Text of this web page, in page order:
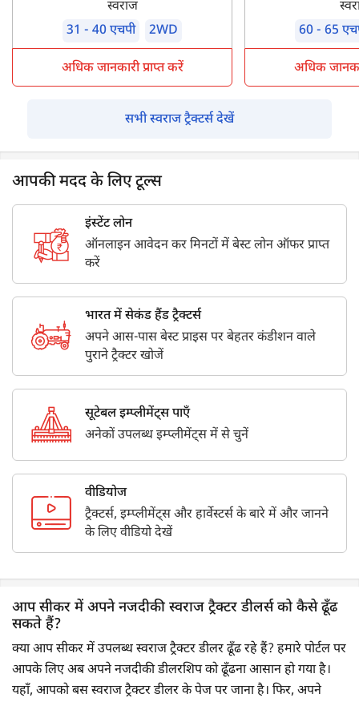
स्वराज
31 - 40 एचपी
2WD
अधिक जानकारी प्राप्त करें
60 - 65
अधिक
सभी स्वराज ट्रैक्टर्स देखें
आपकी मदद के लिए टूल्स
इंस्टेंट लोन
ऑनलाइन आवेदन कर मिनटों में बेस्ट लोन ऑफर प्राप्त
करें
भारत में सेकंड हैंड ट्रैक्टर्स
अपने आस-पास बेस्ट प्राइस पर बेहतर कंडीशन वाले
पुराने ट्रैक्टर खोजें
सूटेबल इम्प्लीमेंट्स पाएँ
अनेकों उपलब्ध इम्प्लीमेंट्स में से चुनें
वीडियोज
ट्रैक्टर्स, इम्प्लीमेंट्स और हार्वेस्टर्स के बारे में और जानने
के लिए वीडियो देखें
आप सीकर में अपने नजदीकी स्वराज ट्रैक्टर डीलर्स को कैसे ढूँढ
सकते हैं?
क्या आप सीकर में उपलब्ध स्वराज ट्रैक्टर डीलर ढूँढ रहे हैं? हमारे पोर्टल पर
आपके लिए अब अपने नजदीकी डीलरशिप को ढूँढना आसान हो गया है।
यहाँ, आपको बस स्वराज ट्रैक्टर डीलर के पेज पर जाना है। फिर, अपने